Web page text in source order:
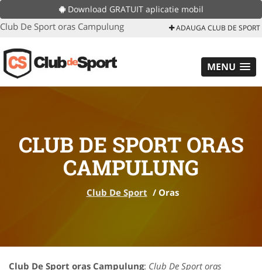
Download GRATUIT aplicatie mobil
Club De Sport oras Campulung ADAUGA CLUB DE SPORT
MENU
CLUB DE SPORT ORAS
CAMPULUNG
Club De Sport / Oras
Club De Sport oras Campulung: Club De Sport oras